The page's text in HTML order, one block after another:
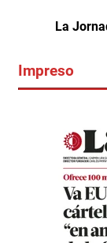
La
Impreso